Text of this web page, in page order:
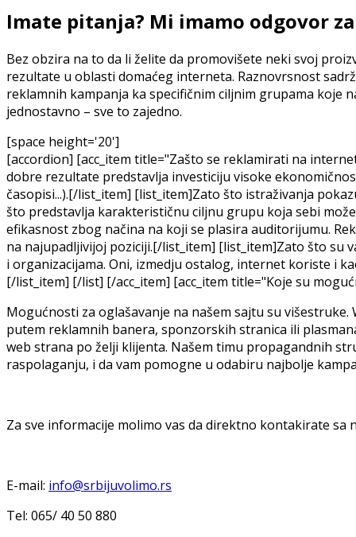
Imate pitanja? Mi imamo odgovor za
Bez obzira na to da li želite da promovišete neki svoj
rezultate u oblasti domaćeg interneta. Raznovrsnost
reklamnih kampanja ka specifičnim ciljnim grupama koje
jednostavno – sve to zajedno.
[space height='20']
[accordion] [acc_item title="Zašto se reklamirati na
dobre rezultate predstavlja investiciju visoke
časopisi...).[/list_item] [list_item]Zato što istraživanja
što predstavlja karakterističnu ciljnu grupu koja sebi
efikasnost zbog načina na koji se plasira auditorijumu.
na najupadljivijoj poziciji.[/list_item] [list_item]Zato što su
i organizacijama. Oni, izmedju ostalog, internet koriste i
[/list_item] [/list] [/acc_item] [acc_item title="Koje su
Mogućnosti za oglašavanje na našem sajtu su
putem reklamnih banera, sponzorskih stranica ili
web strana po želji klijenta. Našem timu propagandnih
raspolaganju, i da vam pomogne u odabiru najbolje
Za sve informacije molimo vas da direktno kontakirate sa
E-mail: info@srbijuvolimo.rs
Tel: 065/ 40 50 880